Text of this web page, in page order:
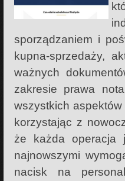
sporządzaniem i
kupna-sprzedaży,
ważnych
zakresie prawa
wszystkich
korzystając z
że każda operacja
najnowszymi
nacisk na